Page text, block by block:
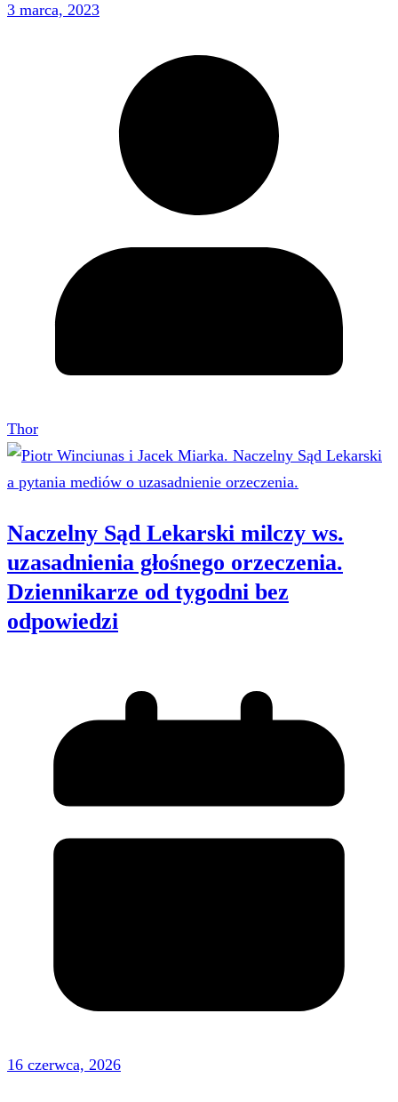
3 marca, 2023
Thor
Naczelny Sąd Lekarski milczy ws.
uzasadnienia głośnego orzeczenia.
Dziennikarze od tygodni bez
odpowiedzi
16 czerwca, 2026